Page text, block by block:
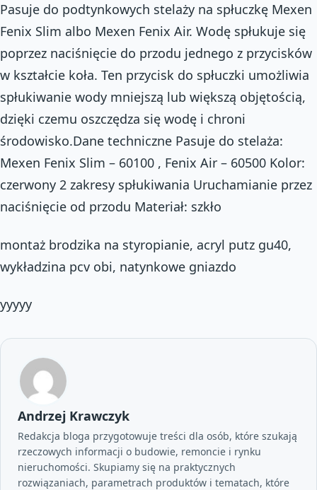
Pasuje do podtynkowych stelaży na spłuczkę Mexen
Fenix Slim albo Mexen Fenix Air. Wodę spłukuje się
poprzez naciśnięcie do przodu jednego z przycisków
w kształcie koła. Ten przycisk do spłuczki umożliwia
spłukiwanie wody mniejszą lub większą objętością,
dzięki czemu oszczędza się wodę i chroni
środowisko.Dane techniczne Pasuje do stelaża:
Mexen Fenix Slim – 60100 , Fenix Air – 60500 Kolor:
czerwony 2 zakresy spłukiwania Uruchamianie przez
naciśnięcie od przodu Materiał: szkło
montaż brodzika na styropianie, acryl putz gu40,
wykładzina pcv obi, natynkowe gniazdo
yyyyy
Andrzej Krawczyk
Redakcja bloga przygotowuje treści dla osób, które szukają
rzeczowych informacji o budowie, remoncie i rynku
nieruchomości. Skupiamy się na praktycznych
rozwiązaniach, parametrach produktów i tematach, które